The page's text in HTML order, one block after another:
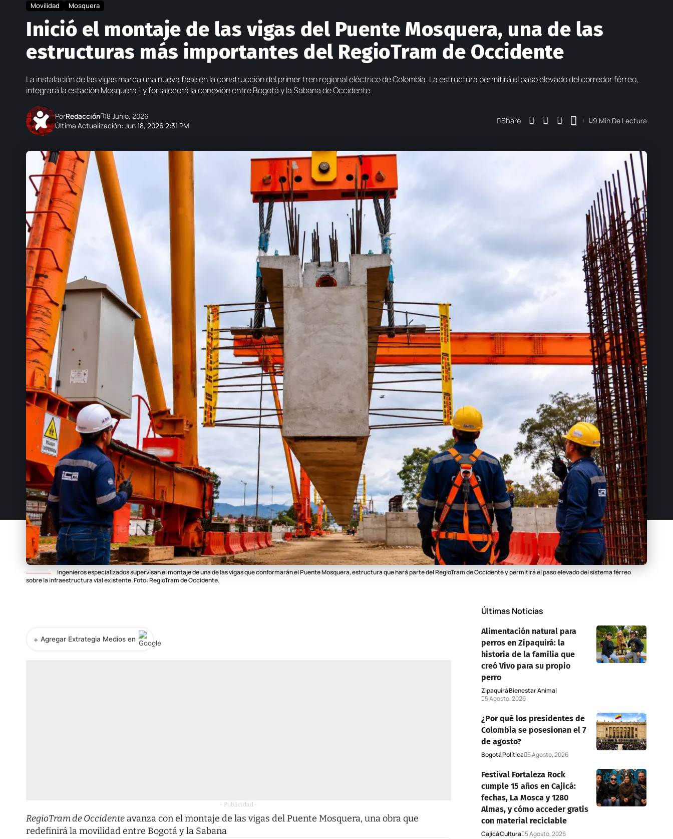
Movilidad Mosquera
Inició el montaje de las vigas del Puente Mosquera, una de las
estructuras más importantes del RegioTram de Occidente
La instalación de las vigas marca una nueva fase en la construcción del primer tren regional eléctrico de Colombia. La estructura permitirá el paso elevado del corredor férreo,
integrará la estación Mosquera 1 y fortalecerá la conexión entre Bogotá y la Sabana de Occidente.
Última Actualización: Jun 18, 2026 2:31 PM
PorRedacción 18 Junio, 2026 Share 9 Min De Lectura
Ingenieros especializados supervisan el montaje de una de las vigas que conformarán el Puente Mosquera, estructura que hará parte del RegioTram de Occidente y permitirá el paso elevado del sistema férreo
sobre la infraestructura vial existente. Foto: RegioTram de Occidente.
+ Agregar Extrategia Medios en
- Publicidad -
RegioTram de Occidente avanza con el montaje de las vigas del Puente Mosquera, una obra que
redefinirá la movilidad entre Bogotá y la Sabana
Últimas Noticias
Alimentación natural para
perros en Zipaquirá: la
historia de la familia que
creó Vivo para su propio
perro
ZipaquiráBienestar Animal
5 Agosto, 2026
¿Por qué los presidentes de
Colombia se posesionan el 7
de agosto?
BogotáPolítica 5 Agosto, 2026
Festival Fortaleza Rock
cumple 15 años en Cajicá:
fechas, La Mosca y 1280
Almas, y cómo acceder gratis
con material reciclable
CajicáCultura 5 Agosto, 2026